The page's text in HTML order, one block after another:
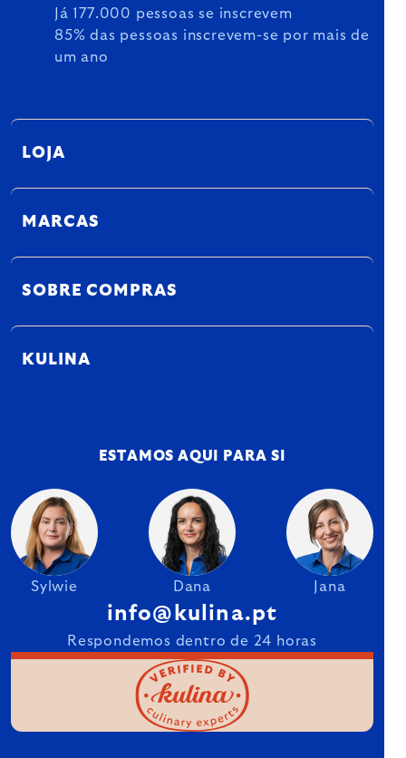
Já 177.000 pessoas se inscrevem
85% das pessoas inscrevem-se por mais de
um ano
LOJA
MARCAS
SOBRE COMPRAS
KULINA
ESTAMOS AQUI PARA SI
Sylwie Dana Jana
info@kulina.pt
Respondemos dentro de 24 horas